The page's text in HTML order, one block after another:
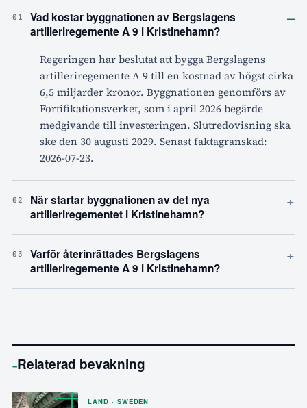
01
Vad kostar byggnationen av Bergslagens
artilleriregemente A 9 i Kristinehamn?
–
Regeringen har beslutat att bygga Bergslagens
artilleriregemente A 9 till en kostnad av högst cirka
6,5 miljarder kronor. Byggnationen genomförs av
Fortifikationsverket, som i april 2026 begärde
medgivande till investeringen. Slutredovisning ska
ske den 30 augusti 2029. Senast faktagranskad:
2026-07-23.
02
När startar byggnationen av det nya
artilleriregementet i Kristinehamn?
+
03
Varför återinrättades Bergslagens
artilleriregemente A 9 i Kristinehamn?
+
→Relaterad bevakning
LAND · SWEDEN